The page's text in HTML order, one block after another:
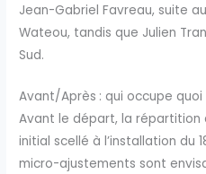
Jean-Gabriel Favreau, suite
Wateou, tandis que Julien
Sud.
Avant/Après : qui occupe
Avant le départ, la répartition
initial scellé à l’installation du
micro-ajustements sont